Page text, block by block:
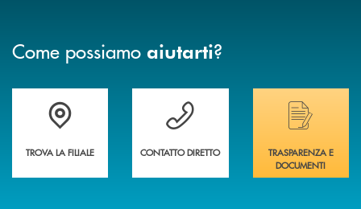
Come possiamo aiutarti?
Trova la filiale più vicina a te&nbsp;
TROVA LA FILIALE
Hai bisogno di assistenza immediata?
CONTATTO DIRETTO
Hai bisogno di
TRASPARENZA E
DOCUMENTI